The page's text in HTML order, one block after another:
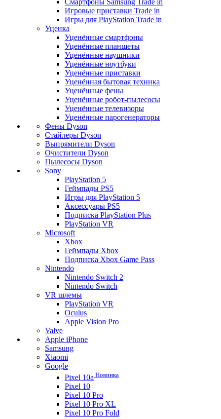
Смартфоны Samsung Trade in
Игровые приставки Trade in
Игры для PlayStation Trade in
Уценка
Уценённые смартфоны
Уценённые планшеты
Уценённые наушники
Уценённые ноутбуки
Уценённые приставки
Уценённая бытовая техника
Уценённые фены
Уценённые робот-пылесосы
Уценённые телевизоры
Уценённые парогенераторы
Фены Dyson
Стайлеры Dyson
Выпрямители Dyson
Очистители Dyson
Пылесосы Dyson
Sony
PlayStation 5
Геймпады PS5
Игры для PlayStation 5
Аксессуары PS5
Подписка PlayStation Plus
PlayStation VR
Microsoft
Xbox
Геймпады Xbox
Подписка Xbox Game Pass
Nintendo
Nintendo Switch 2
Nintendo Switch
VR шлемы
PlayStation VR
Oculus
Apple Vision Pro
Valve
Apple iPhone
Samsung
Xiaomi
Google
Pixel 10a Новинка
Pixel 10
Pixel 10 Pro
Pixel 10 Pro XL
Pixel 10 Pro Fold